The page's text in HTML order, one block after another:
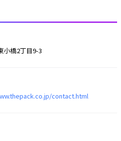
小橋2丁目9-3
contact.html